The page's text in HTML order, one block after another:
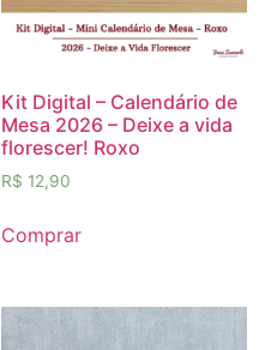
Kit Digital – Calendário de
Mesa 2026 – Deixe a vida
florescer! Roxo
R$ 12,90
Comprar